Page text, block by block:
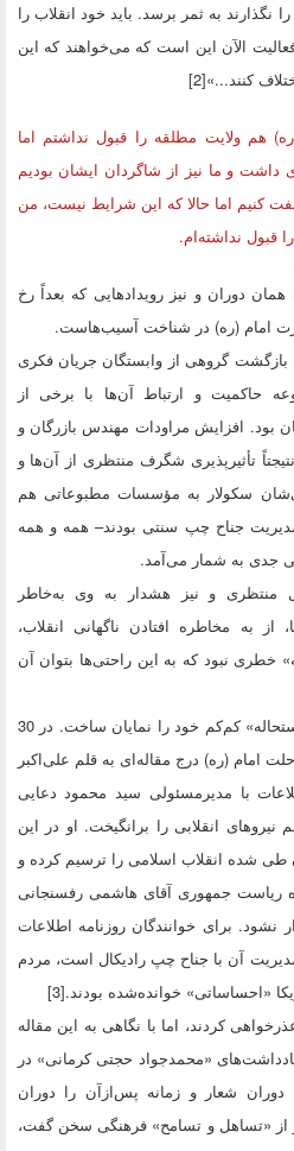
نگذارند به ثمر برسد. باید خود انقلاب را
الآن این است که می‌خواهند که این
کنند...»[2]
هم ولایت مطلقه را قبول نداشتم اما
داشت و ما نیز از شاگردان ایشان بودیم
کنیم اما حالا که این شرایط نیست، من
قبول نداشته‌ام.
دوران و نیز رویدادهایی که بعداً رخ
امام (ره) در شناخت آسیب‌هاست.
گروهی از وابستگان جریان فکری
حاکمیت و ارتباط آن‌ها با برخی از
افزایش مراودات مهندس بازرگان و
تأثیرپذیری شگرف منتظری از آن‌ها و
سکولار به مؤسسات مطبوعاتی هم
جناح چپ سنتی بودند– همه و همه
جدی به شمار می‌آمد.
و نیز هشدار به وی به‌خاطر
از به مخاطره افتادن ناگهانی انقلاب،
خطری نبود که به این راحتی‌ها بتوان آن
با رحلت حضرت امام (ره) موج «استحاله» کم‌کم خود را نمایان ساخت. در 30
2 ماه بعد از رحلت امام (ره) درج مقاله‌ای به قلم علی‌اکبر
با مدیرمسئولی سید محمود دعایی
انقلابی را برانگیخت. او در این
طی شده انقلاب اسلامی را ترسیم کرده و
ریاست جمهوری آقای هاشمی رفسنجانی
برای خوانندگان روزنامه اطلاعات
آن با جناح چپ رادیکال است، مردم
«احساساتی» خوانده‌شده بودند.[3]
کردند، اما با نگاهی به این مقاله
«محمدجواد حجتی کرمانی» در
شعار و زمانه پس‌ازآن را دوران
از «تساهل و تسامح» فرهنگی سخن گفت،